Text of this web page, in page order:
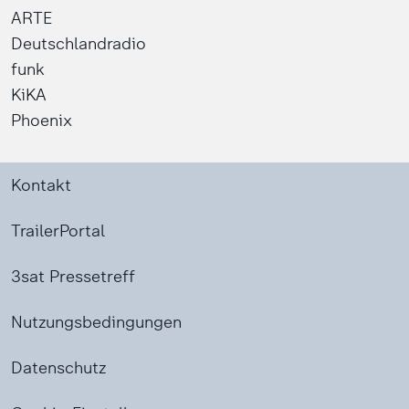
ARTE
Deutschlandradio
funk
KiKA
Phoenix
Kontakt
TrailerPortal
3sat Pressetreff
Nutzungsbedingungen
Datenschutz